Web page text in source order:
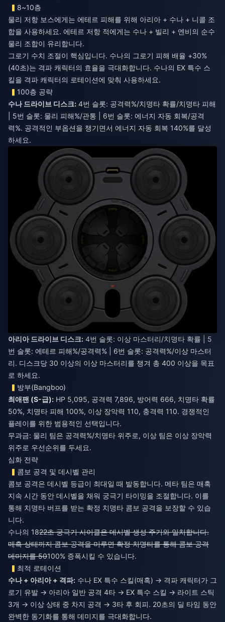
8~10층
물리 저항 보스에게는 에테르 피해를 위해 아리아 + 수나 + 니콜 조
합을 사용하세요. 에테르 저항 적에게는 수나 + 빌리 + 엔비의 순수
물리 조합이 유리합니다.
그로기 수치 조절이 핵심입니다. 수나의 그로기 피해 배율 +30%
(40초)는 격파 캐릭터의 효율을 극대화합니다. 수나의 EX 특수 스
킬을 격파 캐릭터의 로테이션에 맞춰 사용하세요.
100층 공략
수나 드라이브 디스크: 4번 슬롯: 공격력%/치명타 확률/치명타 피해
| 5번 슬롯: 물리 피해%/관통 | 6번 슬롯: 에너지 자동 회복/공격
력%. 공격적인 부옵션을 챙기면서 에너지 자동 회복 140%를 달성
하세요.
아리아 드라이브 디스크: 4번 슬롯: 이상 마스터리/치명타 확률 | 5
번 슬롯: 에테르 피해%/공격력% | 6번 슬롯: 공격력%/이상 마스터
리. 디스크당 30 이상의 이상 마스터리를 챙겨 총 400 이상을 목표
로 하세요.
방부(Bangboo)
최애팬 (S-급): HP 5,095, 공격력 7,896, 방어력 666, 치명타 확률
50%, 치명타 피해 100%, 이상 장악력 110, 충격력 110. 경쟁적인
플레이를 위한 범용적인 선택입니다.
무과금: 물리 팀은 공격력%/치명타 위주로, 이상 팀은 이상 장악력
위주로 우선순위를 두세요.
심화 전략
콤보 공격 및 데시벨 관리
콤보 공격은 데시벨 등급이 최대일 때 발동합니다. 메타 팀은 매혹
지속 시간 동안 데시벨을 채워 궁극기 타이밍을 조절합니다. 이를
통해 치명타 버프를 받는 확정 치명타 콤보 공격을 보장할 수 있습
니다.
수나의 1822초 궁극기 사이클은 데시벨 생성 주기와 일치합니다.
매혹 상태까지 콤보 공격을 미루면 확정 치명타를 통해 콤보 공격
데미지를 50100% 증폭시킬 수 있습니다.
최적 로테이션
수나 + 아리아 + 격파: 수나 EX 특수 스킬(매혹) → 격파 캐릭터가 그
로기 유발 → 아리아 일반 공격 4타 → EX 특수 스킬 → 라이트 스틱
3개 → 이상 상태 중 차지 공격 → 3타 후 회피. 20초의 딜 타임 동안
완벽한 동기화를 통해 데미지를 극대화합니다.